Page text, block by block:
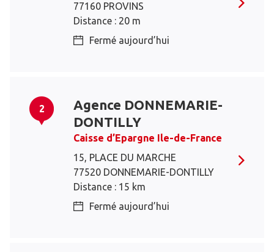
77160 PROVINS
Distance : 20 m
Fermé aujourd’hui
2
Agence DONNEMARIE-
DONTILLY
Caisse d’Epargne Ile-de-France
15, PLACE DU MARCHE
77520 DONNEMARIE-DONTILLY
Distance : 15 km
Fermé aujourd’hui